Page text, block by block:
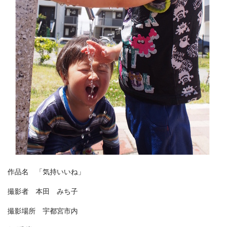
作品名 「気持いいね」
撮影者 本田 みち子
撮影場所 宇都宮市内